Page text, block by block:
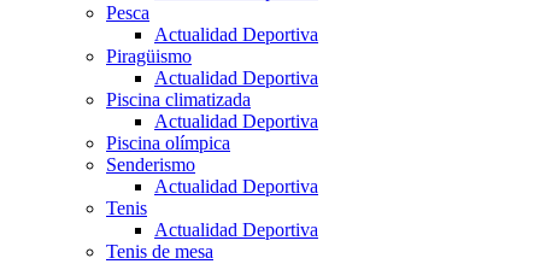
Pesca
Actualidad Deportiva
Piragüismo
Actualidad Deportiva
Piscina climatizada
Actualidad Deportiva
Piscina olímpica
Senderismo
Actualidad Deportiva
Tenis
Actualidad Deportiva
Tenis de mesa